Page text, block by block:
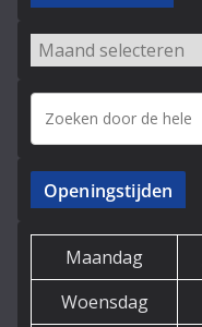
Archieven
Openingstijden
Maandag
Woensdag